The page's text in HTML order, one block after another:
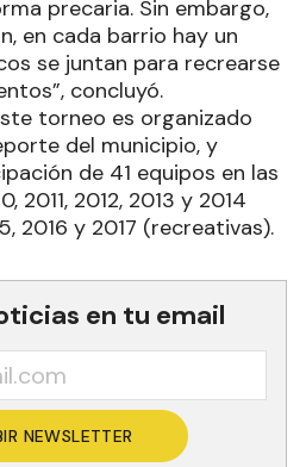
precaria. Sin embargo,
en cada barrio hay un
se juntan para recrearse
concluyó.
torneo es organizado
del municipio, y
de 41 equipos en las
2011, 2012, 2013 y 2014
2016 y 2017 (recreativas).
en tu email
NEWSLETTER